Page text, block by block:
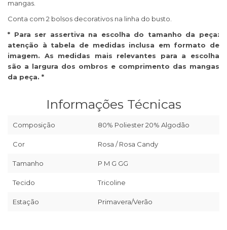
mangas.
Conta com 2 bolsos decorativos na linha do busto.
* Para ser assertiva na escolha do tamanho da peça:
atenção à tabela de medidas inclusa em formato de
imagem. As medidas mais relevantes para a escolha
são a largura dos ombros e comprimento das mangas
da peça. *
Informações Técnicas
Composição 80% Poliester 20% Algodão
Cor Rosa / Rosa Candy
Tamanho P M G GG
Tecido Tricoline
Estação Primavera/Verão